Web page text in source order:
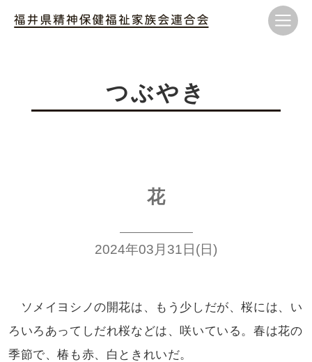
つぶやき
花
2024年03月31日(日)
ソメイヨシノの開花は、もう 少しだが、桜には、い
ろいろあって しだれ桜などは、咲いている。春は花の
季節で、椿も赤、白ときれいだ。